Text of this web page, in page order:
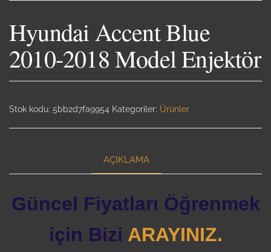
Hyundai Accent Blue
2010-2018 Model Enjektör
Stok kodu: 5bb2d7fa9954 Kategoriler: Ürünler
AÇIKLAMA
Güncel Fiyatları Öğrenmek
için Bizi ARAYINIZ.